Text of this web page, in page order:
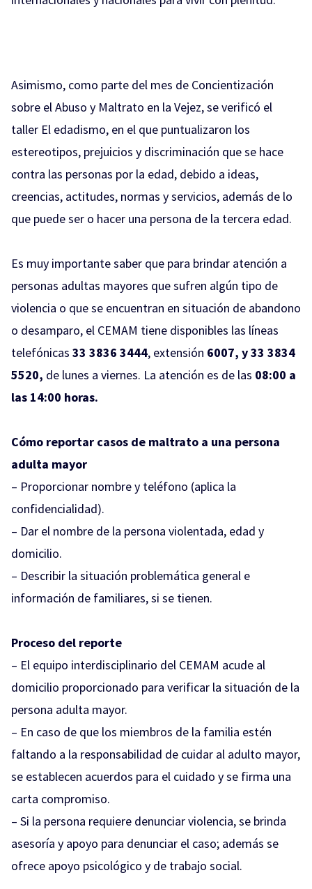
Asimismo, como parte del mes de Concientización
sobre el Abuso y Maltrato en la Vejez, se verificó el
taller El edadismo, en el que puntualizaron los
estereotipos, prejuicios y discriminación que se hace
contra las personas por la edad, debido a ideas,
creencias, actitudes, normas y servicios, además de lo
que puede ser o hacer una persona de la tercera edad.
Es muy importante saber que para brindar atención a
personas adultas mayores que sufren algún tipo de
violencia o que se encuentran en situación de abandono
o desamparo, el CEMAM tiene disponibles las líneas
telefónicas 33 3836 3444, extensión 6007, y 33 3834
5520, de lunes a viernes. La atención es de las 08:00 a
las 14:00 horas.
Cómo reportar casos de maltrato a una persona
adulta mayor
– Proporcionar nombre y teléfono (aplica la
confidencialidad).
– Dar el nombre de la persona violentada, edad y
domicilio.
– Describir la situación problemática general e
información de familiares, si se tienen.
Proceso del reporte
– El equipo interdisciplinario del CEMAM acude al
domicilio proporcionado para verificar la situación de la
persona adulta mayor.
– En caso de que los miembros de la familia estén
faltando a la responsabilidad de cuidar al adulto mayor,
se establecen acuerdos para el cuidado y se firma una
carta compromiso.
– Si la persona requiere denunciar violencia, se brinda
asesoría y apoyo para denunciar el caso; además se
ofrece apoyo psicológico y de trabajo social.